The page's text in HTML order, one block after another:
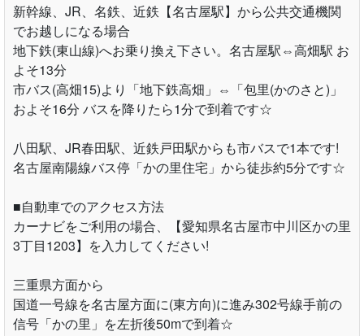
新幹線、JR、名鉄、近鉄【名古屋駅】から公共交通機関
でお越しになる場合
地下鉄(東山線)へお乗り換え下さい。名古屋駅⇔高畑駅 お
よそ13分
市バス(高畑15)より「地下鉄高畑」⇔「包里(かのさと)」
およそ16分 バスを降りたら1分で到着です☆
八田駅、JR春田駅、近鉄戸田駅からも市バスで1本です!
名古屋南陽線バス停「かの里住宅」から徒歩約5分です☆
■自動車でのアクセス方法
カーナビをご利用の場合、【愛知県名古屋市中川区かの里
3丁目1203】を入力してください!
三重県方面から
国道一号線を名古屋方面に(東方向)に進み302号線手前の
信号「かの里」を左折後50mで到着☆